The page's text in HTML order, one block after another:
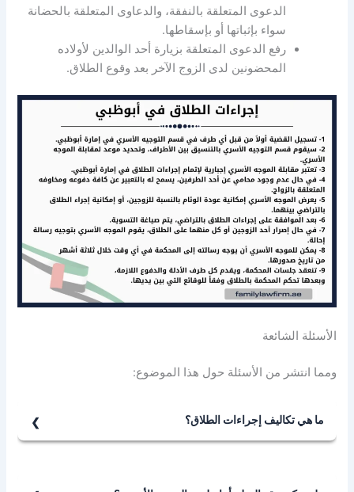
الدعوى المتعلقة بالنفقة، والدعاوى المتعلقة بالحضانة
سواء بإثباتها أو بإسقاطها.
رفع الدعوى المتعلقة بزيارة أحد الوالدين لأولاده
المحضونين لدى الزوج الآخر بعد وقوع الطلاق.
الأسئلة الشائعة
ومما انتشر من الأسئلة حول هذا الموضوع:
ما هي تكاليف إجراءات الطلاق؟
قسم التوجيه الأسري، ويضاف إليها أتعاب المحاماة التي